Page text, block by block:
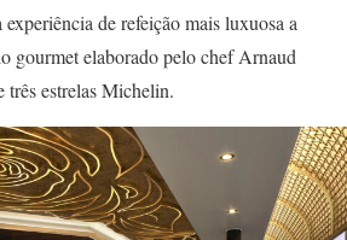
de refeição mais luxuosa a
gourmet elaborado pelo chef Arnaud
três estrelas Michelin.